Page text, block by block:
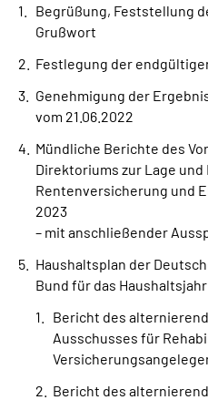
Begrüßung, Feststellung
Grußwort
Festlegung der
Genehmigung der
vom 21.06.2022
Mündliche Berichte des
Direktoriums zur Lage
Rentenversicherung und
2023
– mit anschließender
Haushaltsplan der
Bund für das
Bericht des
Ausschusses für
Bericht des